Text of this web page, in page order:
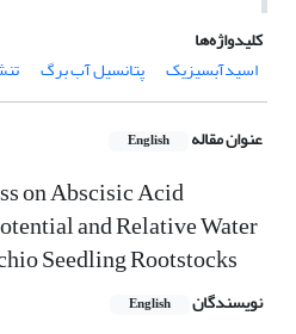
کلیدواژه‌ها
اسیدآبسیزیک
پتانسیل آب برگ
عنوان مقاله English
on Abscisic Acid
and Relative Water
Seedling Rootstocks
نویسندگان English